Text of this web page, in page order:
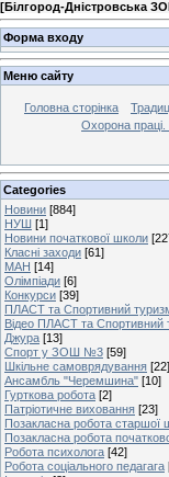
[Білгород-Дністровська
Форма входу
Меню сайту
Головна сторінка
Охорона
Categories
Новини [884]
НУШ [1]
Новини початкової школи
Класні заходи [61]
МАН [14]
Олімпіади [6]
Конкурси [39]
ПЛАСТ та Спортивний
Відео ПЛАСТ та Спортивний
Джура [13]
Спорт у ЗОШ №3 [59]
Шкільне самоврядування [22]
Ансамбль "Черемшина" [10]
Гурткова робота [2]
Патріотичне виховання [23]
Позакласна робота старшої
Позакласна робота
Робота психолога [42]
Робота соціального педагага